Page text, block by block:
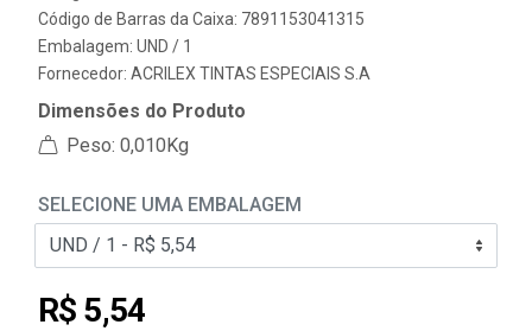
Código de Barras da Caixa: 7891153041315
Embalagem: UND / 1
Fornecedor: ACRILEX TINTAS ESPECIAIS S.A
Dimensões do Produto
Peso: 0,010Kg
SELECIONE UMA EMBALAGEM
R$ 5,54